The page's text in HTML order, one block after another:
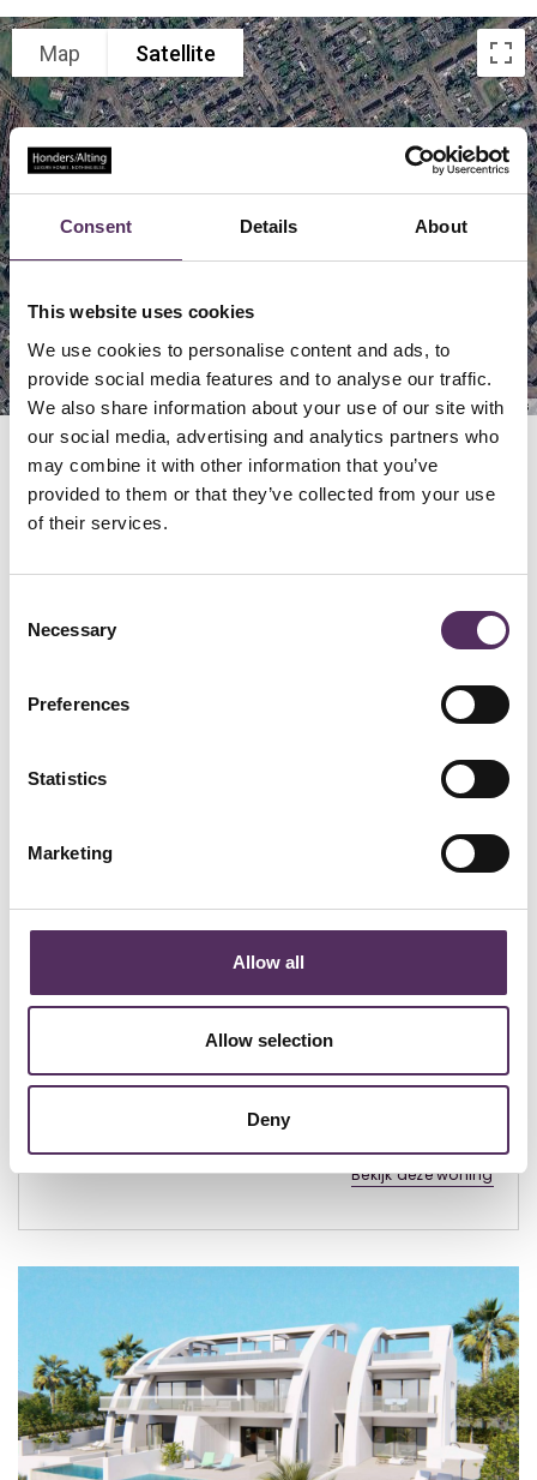
Consent Details About
This website uses cookies
We use cookies to personalise content and ads, to
provide social media features and to analyse our traffic.
We also share information about your use of our site with
our social media, advertising and analytics partners who
may combine it with other information that you’ve
provided to them or that they’ve collected from your use
of their services.
Selection
Necessary
Preferences
Statistics
Marketing
Allow all
Allow selection
Deny
Map Satellite
Keyboard shortcuts Image may be subject to copyright Terms
GERELATEERD
Bekijk deze woningen ook eens.
Rojales - € 995.000
Costa Blanca South)
Designvilla met een totale oppervlakte van 250 vierkante
meter met uitzicht over Guardamar en de zee. 3 ensuite
slaapkamers met terrassen met uitzi...
Bekijk deze woning